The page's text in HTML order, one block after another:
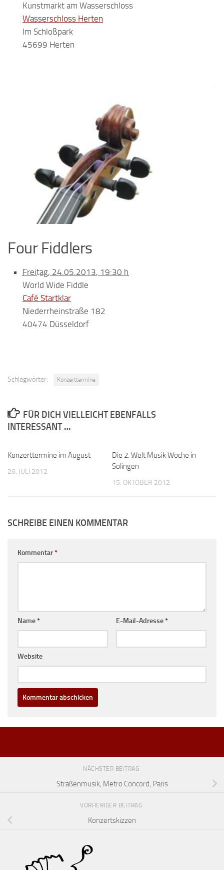
Kunstmarkt am Wasserschloss
Wasserschloss Herten
Im Schloßpark
45699 Herten
Four Fiddlers
Freitag, 24.05.2013, 19:30 h
World Wide Fiddle
Café Startklar
Niederrheinstraße 182
40474 Düsseldorf
Schlagwörter: Konzerttermine
FÜR DICH VIELLEICHT EBENFALLS
INTERESSANT …
Konzerttermine im August
26. JULI 2012
Die 2. Welt Musik Woche in
Solingen
15. OKTOBER 2012
SCHREIBE EINEN KOMMENTAR
Kommentar*
Name* E-Mail-Adresse*
Website
NÄCHSTER BEITRAG
Straßenmusik, Metro Concord, Paris
VORHERIGER BEITRAG
Konzertskizzen